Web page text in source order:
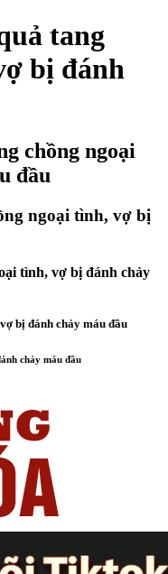
tang
bị đánh
chồng ngoại
đầu
ngoại tình, vợ bị
tình, vợ bị đánh chảy
bị đánh chảy máu đầu
chảy máu đầu